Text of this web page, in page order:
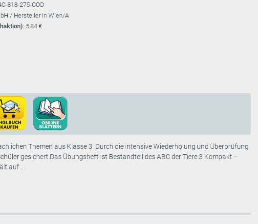
818-275-COD
/ Hersteller in Wien/A
: 5,84 €
Themen aus Klasse 3. Durch die intensive Wiederholung und Überprüfung
gesichert.Das Übungsheft ist Bestandteil des ABC der Tiere 3 Kompakt –
auf ...